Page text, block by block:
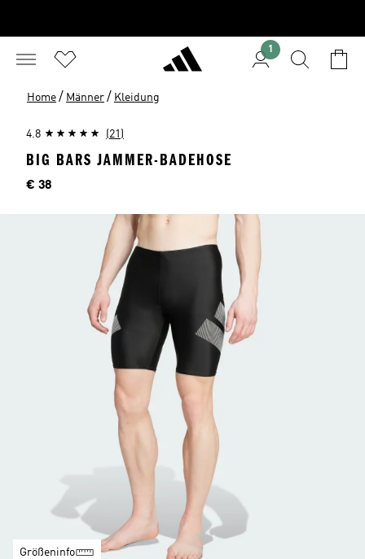
1
Home / Männer / Kleidung
4.8 (21)
BIG BARS JAMMER-BADEHOSE
Preis
€ 38
Größeninfo